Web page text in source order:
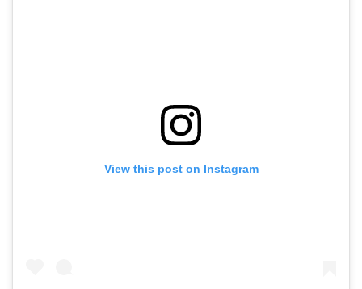
View this post on Instagram